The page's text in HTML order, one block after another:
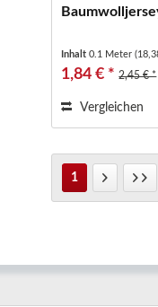
Inhalt0.1 Meter
1,84 € * 2,45 € *
Vergleichen
1